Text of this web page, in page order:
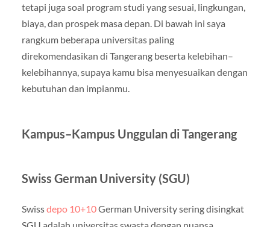
tetapi juga soal program studi yang sesuai, lingkungan,
biaya, dan prospek masa depan. Di bawah ini saya
rangkum beberapa universitas paling
direkomendasikan di Tangerang beserta kelebihan–
kelebihannya, supaya kamu bisa menyesuaikan dengan
kebutuhan dan impianmu.
Kampus–Kampus Unggulan di Tangerang
Swiss German University (SGU)
Swissdepo 10+10German University sering disingkat
SGU adalah universitas swasta dengan nuansa